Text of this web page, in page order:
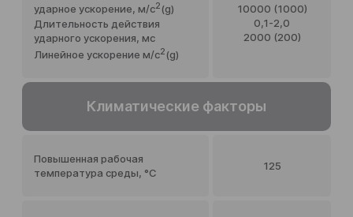
ударное ускорение, м/c2 (g)
Длительность действия
ударного ускорения, мс
Линейное ускорение м/с2 (g)
10000 (1000)
0,1-2,0
2000 (200)
Климатические факторы
Повышенная рабочая
температура среды, °С
125